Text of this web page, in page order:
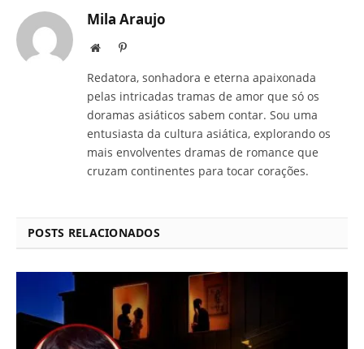
Mila Araujo
Site Pinterest
Redatora, sonhadora e eterna apaixonada
pelas intricadas tramas de amor que só os
doramas asiáticos sabem contar. Sou uma
entusiasta da cultura asiática, explorando os
mais envolventes dramas de romance que
cruzam continentes para tocar corações.
POSTS RELACIONADOS